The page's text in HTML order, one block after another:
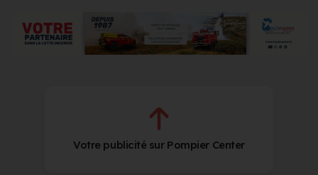
Votre publicité sur Pompier Center